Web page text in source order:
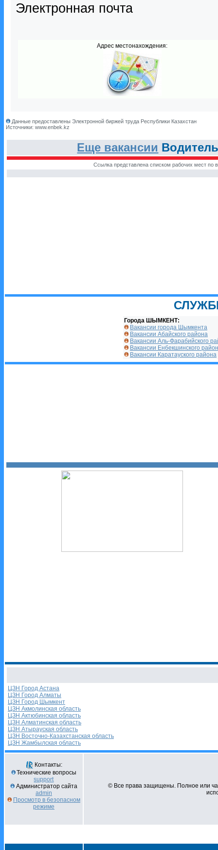
Электронная почта
Адрес местонахождения:
Данные предоставлены Электронной биржей труда Республики Казахстан
Источники: www.enbek.kz
Еще вакансии
Ссылка представлена списком рабочих мест по
Города ШЫМКЕНТ:
Вакансии города Шымкента
Вакансии Абайского района
Вакансии Аль-Фарабийского
Вакансии Енбекшинского
Вакансии Каратауского района
ЦЗН Город Астана
ЦЗН Город Алматы
ЦЗН Город Шымкент
ЦЗН Акмолинская область
ЦЗН Актюбинская область
ЦЗН Алматинская область
ЦЗН Атырауская область
ЦЗН Восточно-Казахстанская область
ЦЗН Жамбылская область
Контакты:
Технические вопросы
support
Администратор сайта
admin
Просмотр в безопасном
режиме
© Все права защищены. Полное или